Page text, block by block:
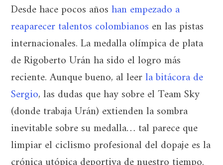
Desde hace pocos añoshan empezado a
reaparecer talentos colombianos en las pistas
internacionales. La medalla olímpica de plata
de Rigoberto Urán ha sido el logro más
reciente. Aunque bueno, al leerla bitácora de
Sergio, las dudas que hay sobre el Team Sky
(donde trabaja Urán) extienden la sombra
inevitable sobre su medalla… tal parece que
limpiar el ciclismo profesional del dopaje es la